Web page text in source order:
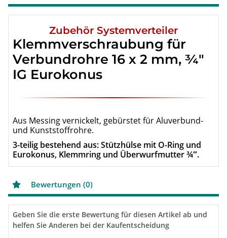
Zubehör Systemverteiler
Klemmverschraubung für
Verbundrohre 16 x 2 mm, ¾″
IG Eurokonus
Aus Messing vernickelt, gebürstet für Aluverbund-
und Kunststoffrohre.
3-teilig bestehend aus: Stützhülse mit O-Ring und
Eurokonus, Klemmring und Überwurfmutter ¾″.
Bewertungen (0)
Geben Sie die erste Bewertung für diesen Artikel ab und
helfen Sie Anderen bei der Kaufentscheidung